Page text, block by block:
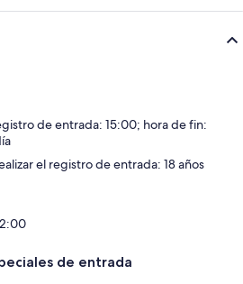
de entrada: 15:00; hora de fin:
el registro de entrada: 18 años
de entrada